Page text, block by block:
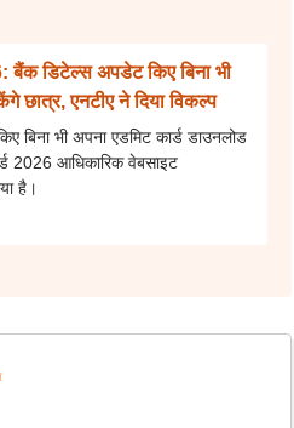
डिटेल्स अपडेट किए बिना भी
छात्र, एनटीए ने दिया विकल्प
बिना भी अपना एडमिट कार्ड डाउनलोड
2026 आधिकारिक वेबसाइट
है।